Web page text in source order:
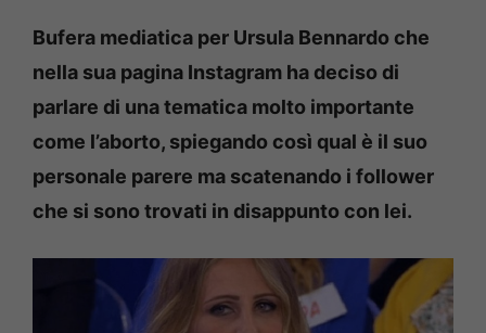
Bufera mediatica per Ursula Bennardo che
nella sua pagina Instagram ha deciso di
parlare di una tematica molto importante
come l’aborto, spiegando così qual è il suo
personale parere ma scatenando i follower
che si sono trovati in disappunto con lei.